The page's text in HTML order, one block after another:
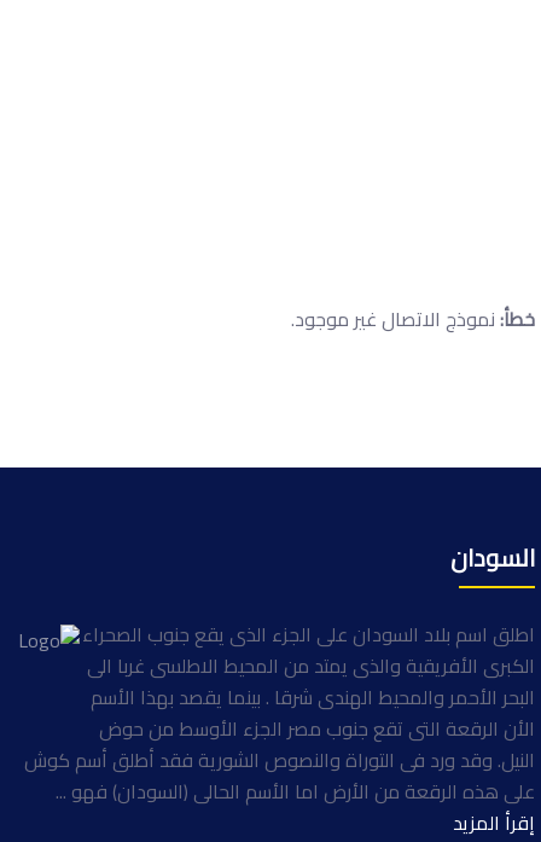
خطأ:نموذج الاتصال غير موجود.
السودان
اطلق اسم بلاد السودان على الجزء الذى يقع جنوب الصحراء
الكبرى الأفريقية والذى يمتد من المحيط الاطلسى غربا الى
البحر الأحمر والمحيط الهندى شرقا . بينما يقصد بهذا الأسم
الأن الرقعة التى تقع جنوب مصر الجزء الأوسط من حوض
النيل. وقد ورد فى التوراة والنصوص الشورية فقد أطلق أسم كوش
على هذه الرقعة من الأرض اما الأسم الحالى (السودان) فهو ...
إقرأ المزيد